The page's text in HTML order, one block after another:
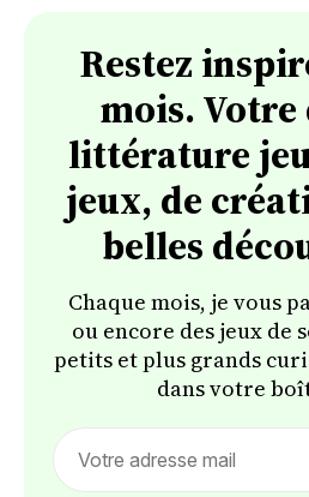
Restez
mois. Votre
littérature
jeux, de
belles
Chaque mois, je vous
ou encore des jeux de
petits et plus grands
dans votre